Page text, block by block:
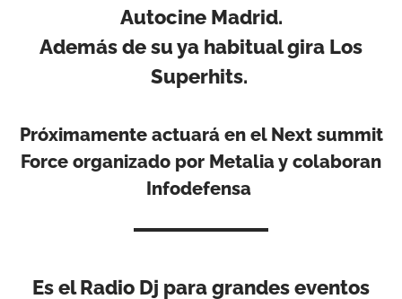
Autocine Madrid.
Además de su ya habitual gira Los
Superhits.
Próximamente actuará en el Next summit
Force organizado por Metalia y colaboran
Infodefensa
Es el Radio Dj para grandes eventos